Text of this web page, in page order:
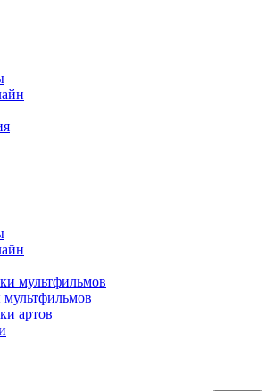
мультфильмов
артов